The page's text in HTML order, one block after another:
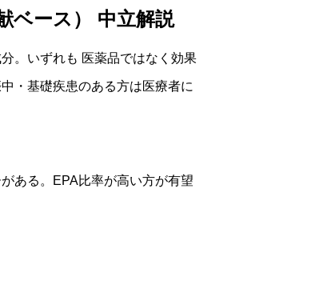
ベース） 中立解説
。いずれも 医薬品ではなく効果
・基礎疾患のある方は医療者に
ある。EPA比率が高い方が有望